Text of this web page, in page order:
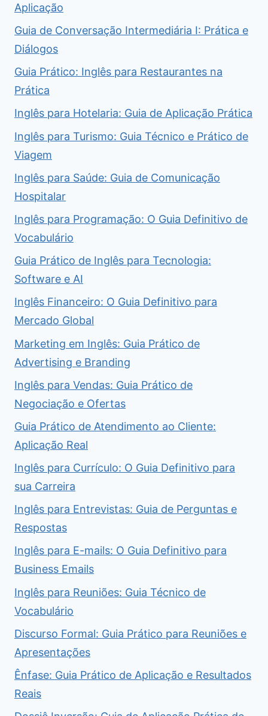
Aplicação
Guia de Conversação Intermediária I: Prática e
Diálogos
Guia Prático: Inglês para Restaurantes na
Prática
Inglês para Hotelaria: Guia de Aplicação Prática
Inglês para Turismo: Guia Técnico e Prático de
Viagem
Inglês para Saúde: Guia de Comunicação
Hospitalar
Inglês para Programação: O Guia Definitivo de
Vocabulário
Guia Prático de Inglês para Tecnologia:
Software e AI
Inglês Financeiro: O Guia Definitivo para
Mercado Global
Marketing em Inglês: Guia Prático de
Advertising e Branding
Inglês para Vendas: Guia Prático de
Negociação e Ofertas
Guia Prático de Atendimento ao Cliente:
Aplicação Real
Inglês para Currículo: O Guia Definitivo para
sua Carreira
Inglês para Entrevistas: Guia de Perguntas e
Respostas
Inglês para E-mails: O Guia Definitivo para
Business Emails
Inglês para Reuniões: Guia Técnico de
Vocabulário
Discurso Formal: Guia Prático para Reuniões e
Apresentações
Ênfase: Guia Prático de Aplicação e Resultados
Reais